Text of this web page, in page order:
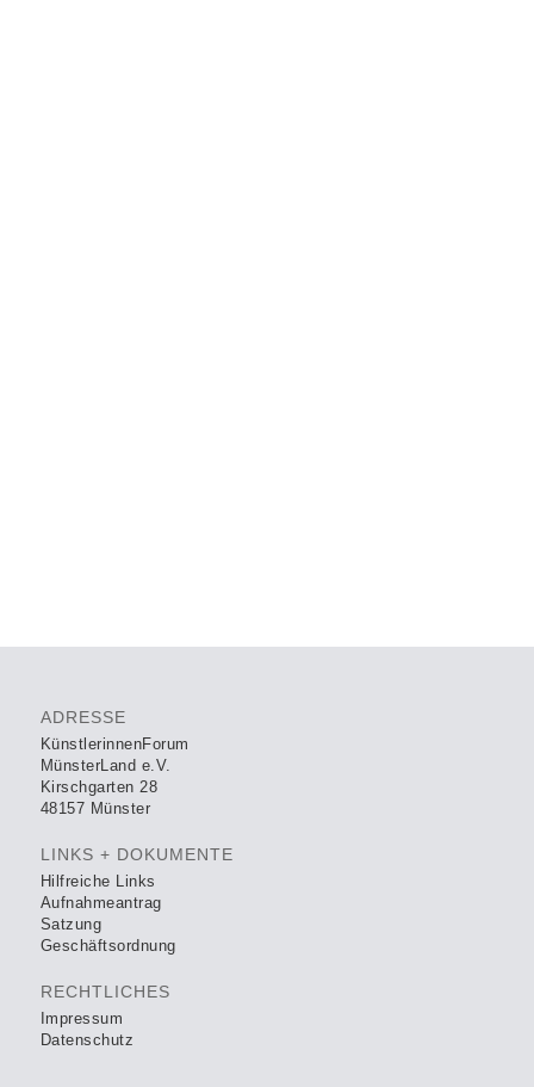
ADRESSE
KünstlerinnenForum
MünsterLand e.V.
Kirschgarten 28
48157 Münster
LINKS + DOKUMENTE
Hilfreiche Links
Aufnahmeantrag
Satzung
Geschäftsordnung
RECHTLICHES
Impressum
Datenschutz